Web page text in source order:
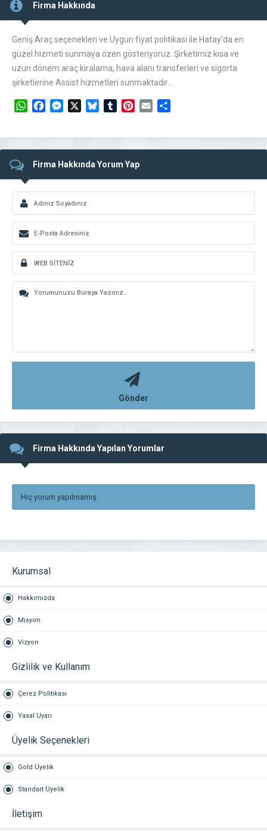
Firma Hakkında
Geniş Araç seçenekleri ve Uygun fiyat politikası ile Hatay’da en
güzel hizmeti sunmaya özen gösteriyoruz. Şirketimiz kısa ve
uzun dönem araç kiralama, hava alanı transferleri ve sigorta
şirketlerine Assist hizmetleri sunmaktadır…
WhatsAppFacebookMessengerBlueskyTumblrPinterest
Email
Firma Hakkında Yorum Yap
Gönder
Firma Hakkında Yapılan Yorumlar
Hiç yorum yapılmamış.
Kurumsal
Hakkımızda
Misyon
Vizyon
Gizlilik ve Kullanım
Çerez Politikası
Yasal Uyarı
Üyelik Seçenekleri
Gold Üyelik
Standart Üyelik
İletişim